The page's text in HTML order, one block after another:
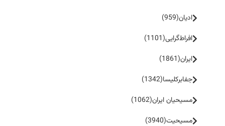
ادیان(959)
افراط‌گرایی(1101)
ایران(1861)
جفا‌بر‌کلیسا(1342)
مسیحیان ایران(1062)
مسیحیت(3940)